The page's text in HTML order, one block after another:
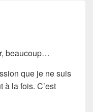
beaucoup…
que je ne suis
à la fois. C’est